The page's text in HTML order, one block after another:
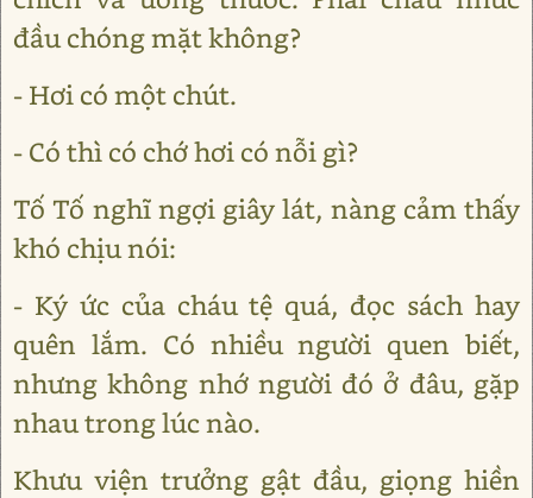
đầu chóng mặt không?
- Hơi có một chút.
- Có thì có chớ hơi có nỗi gì?
Tố Tố nghĩ ngợi giây lát, nàng cảm thấy
khó chịu nói:
- Ký ức của cháu tệ quá, đọc sách hay
quên lắm. Có nhiều người quen biết,
nhưng không nhớ người đó ở đâu, gặp
nhau trong lúc nào.
Khưu viện trưởng gật đầu, giọng hiền